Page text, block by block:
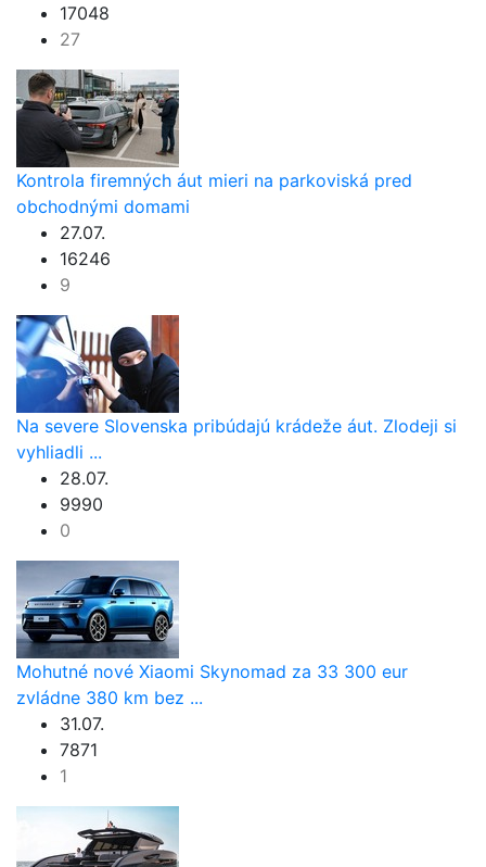
17048
27
Kontrola firemných áut mieri na parkoviská pred
obchodnými domami
27.07.
16246
9
Na severe Slovenska pribúdajú krádeže áut. Zlodeji si
vyhliadli ...
28.07.
9990
0
Mohutné nové Xiaomi Skynomad za 33 300 eur
zvládne 380 km bez ...
31.07.
7871
1